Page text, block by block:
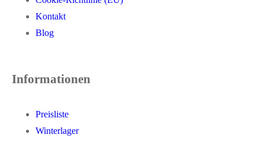
Kontakt
Blog
Informationen
Preisliste
Winterlager